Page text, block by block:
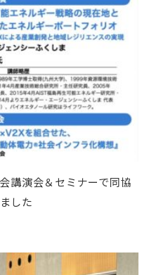
講演会＆セミナーで同協
した